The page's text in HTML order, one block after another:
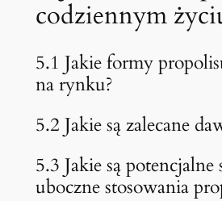
codziennym
5.1 Jakie formy
na rynku?
5.2 Jakie są zalecane
5.3 Jakie są
uboczne stosowania